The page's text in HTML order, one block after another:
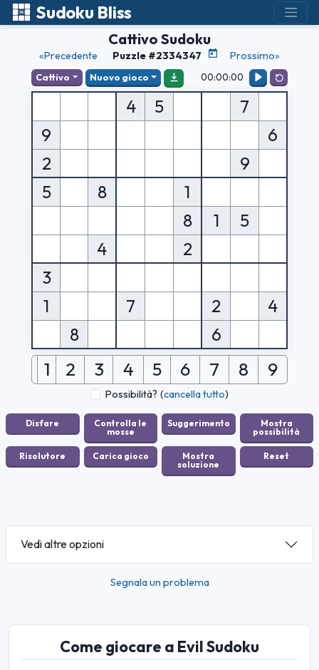
Sudoku Bliss
Cattivo Sudoku
«Precedente Puzzle #2334347 Prossimo»
Cattivo Nuovo gioco 00:00:00
4 5
7
9
6
2
9
5
8
1
8
1
5
4
2
3
1
7 2
4
8
6
1 2 3 4 5 6 7 8 9
Possibilità? (cancella tutto)
Vedi altre opzioni
Segnala un problema
Come giocare a Evil Sudoku